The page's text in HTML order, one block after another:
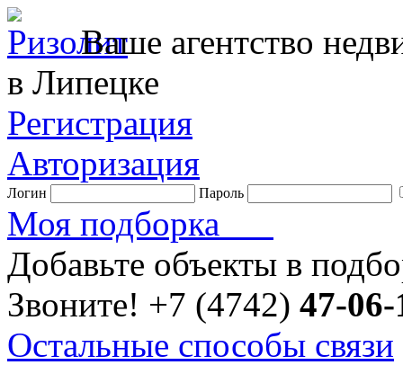
Ваше агентство
в Липецке
Регистрация
Авторизация
Логин Пароль
Моя подборка
Добавьте объекты в
Звоните! +7 (4742) 47-06-
Остальные способы связи